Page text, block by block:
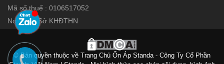
Mã số thuế : 0106517052
Nơi cấp : Sở KHĐTHN
© Bản quyền thuộc về Trang Chủ Ổn Áp Standa - Công Ty Cổ Phần